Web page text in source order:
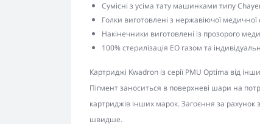
Сумісні з усіма тату машинками типу
Голки виготовлені з нержавіючої медичної
Накінечники виготовлені із прозорого
100% стерилізація EO газом та
Картриджі Kwadron із серії PMU Optima від
Пігмент заноситься в поверхневі шари на
картриджів інших марок. Загоєння за рахунок
швидше.